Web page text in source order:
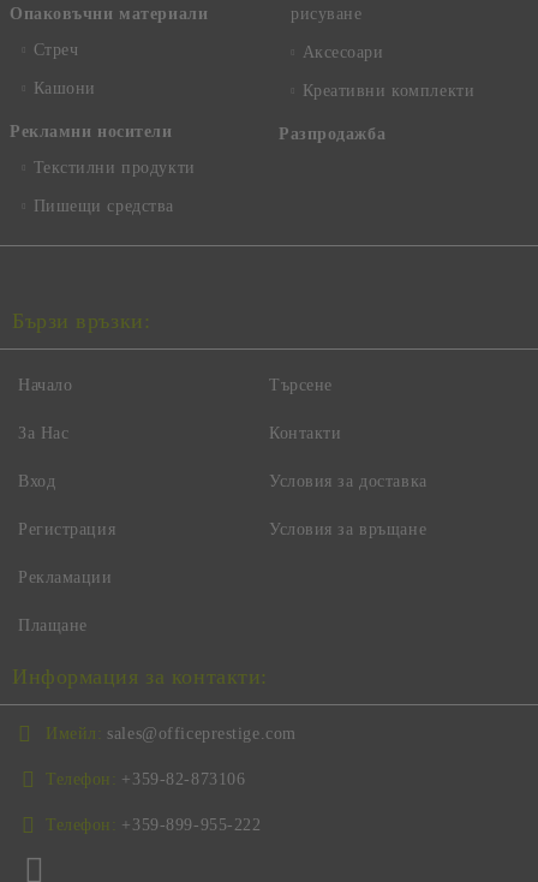
Опаковъчни материали
Стреч
Кашони
Рекламни носители
Текстилни продукти
Пишещи средства
рисуване
Аксесоари
Креативни комплекти
Разпродажба
Бързи връзки:
Начало
За Нас
Вход
Регистрация
Търсене
Контакти
Условия за доставка
Условия за връщане
Рекламации
Плащане
Информация за контакти:
Имейл: sales@officeprestige.com
Телефон: +359-82-873106
Телефон: +359-899-955-222